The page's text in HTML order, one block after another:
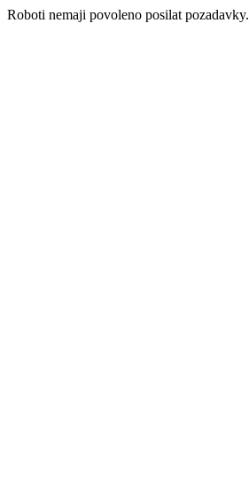
Roboti nemaji povoleno posilat pozadavky.